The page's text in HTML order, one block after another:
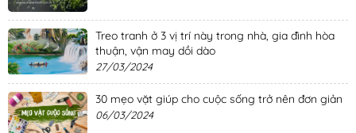
Treo tranh ở 3 vị trí này trong nhà, gia đình hòa
thuận, vận may dồi dào
27/03/2024
30 mẹo vặt giúp cho cuộc sống trở nên đơn giản
06/03/2024